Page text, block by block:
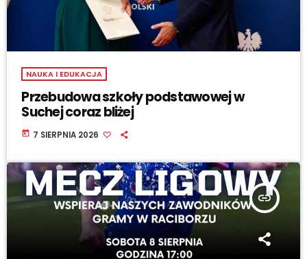
NAUKA I EDUKACJA
Przebudowa szkoły podstawowej w
Suchej coraz bliżej
today 7 SIERPNIA 2026
insert_link